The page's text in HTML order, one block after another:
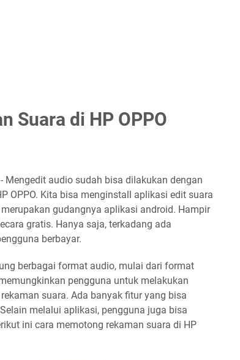
Suara di HP OPPO
- Mengedit audio sudah bisa dilakukan dengan
OPPO. Kita bisa menginstall aplikasi edit suara
gudangnya aplikasi android. Hampir
gratis. Hanya saja, terkadang ada
berbayar.
berbagai format audio, mulai dari format
pengguna untuk melakukan
suara. Ada banyak fitur yang bisa
melalui aplikasi, pengguna juga bisa
ini cara memotong rekaman suara di HP